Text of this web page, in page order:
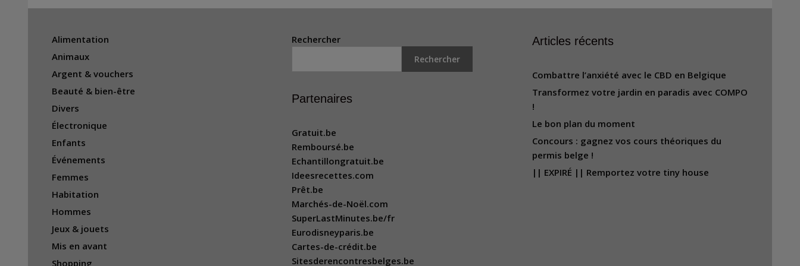
Alimentation
Animaux
Argent & vouchers
Beauté & bien-être
Divers
Électronique
Enfants
Événements
Femmes
Habitation
Hommes
Jeux & jouets
Mis en avant
Shopping
Rechercher
Rechercher
Partenaires
Gratuit.be
Remboursé.be
Echantillongratuit.be
Ideesrecettes.com
Prêt.be
Marchés-de-Noël.com
SuperLastMinutes.be/fr
Eurodisneyparis.be
Cartes-de-crédit.be
Sitesderencontresbelges.be
Articles récents
Combattre l’anxiété avec le CBD en Belgique
Transformez votre jardin en paradis avec COMPO
!
Le bon plan du moment
Concours : gagnez vos cours théoriques du
permis belge !
|| EXPIRÉ || Remportez votre tiny house